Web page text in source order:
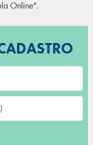
Online".